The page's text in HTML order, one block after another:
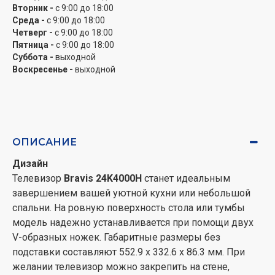
особенностей разводки в вашем доме. Широкие
возможности подключения обеспечены полным
набором современных интерфейсов. Среди них:
HDMI, USB, антенный вход, аудиовыход для
наушников.
Вторник - с 9:00 до 18:00
Среда - с 9:00 до 18:00
Четверг - с 9:00 до 18:00
Пятница - с 9:00 до 18:00
Суббота - выходной
Воскресенье - выходной
ОПИСАНИЕ
Дизайн
Телевизор Bravis 24K4000H станет идеальным
завершением вашей уютной кухни или небольшой
спальни. На ровную поверхность стола или тумбы
модель надежно устанавливается при помощи двух
V-образных ножек. Габаритные размеры без
подставки составляют 552.9 х 332.6 х 86.3 мм. При
желании телевизор можно закрепить на стене,